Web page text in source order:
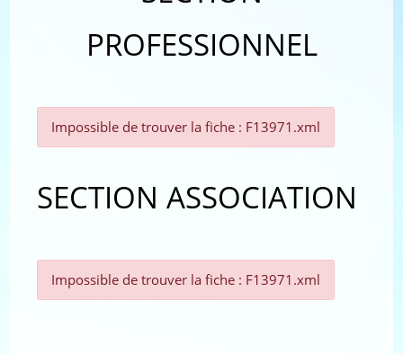
PROFESSIONNEL
Impossible de trouver la fiche : F13971.xml
SECTION ASSOCIATION
Impossible de trouver la fiche : F13971.xml